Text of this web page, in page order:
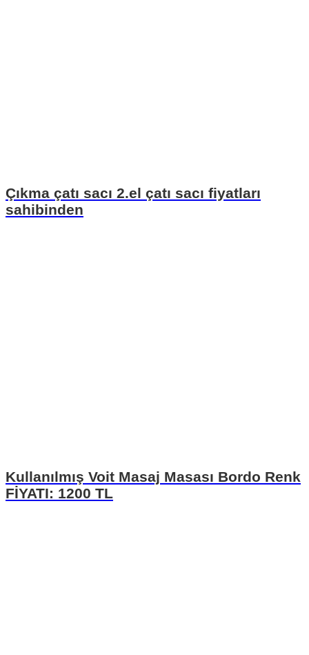
Çıkma çatı sacı 2.el çatı sacı fiyatları
sahibinden
Kullanılmış Voit Masaj Masası Bordo Renk
FİYATI: 1200 TL